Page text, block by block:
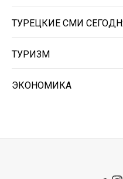
ТУРЕЦКИЕ СМИ
ТУРИЗМ
ЭКОНОМИКА